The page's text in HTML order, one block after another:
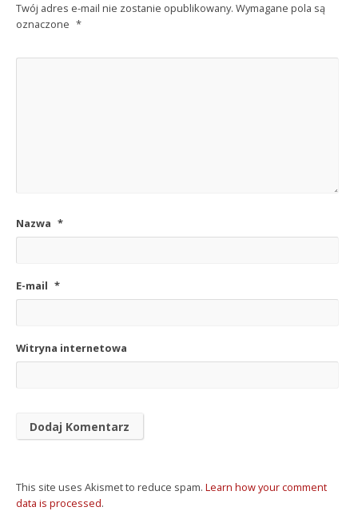
Twój adres e-mail nie zostanie opublikowany. Wymagane pola są
oznaczone *
Nazwa *
E-mail *
Witryna internetowa
This site uses Akismet to reduce spam. Learn how your comment
data is processed.